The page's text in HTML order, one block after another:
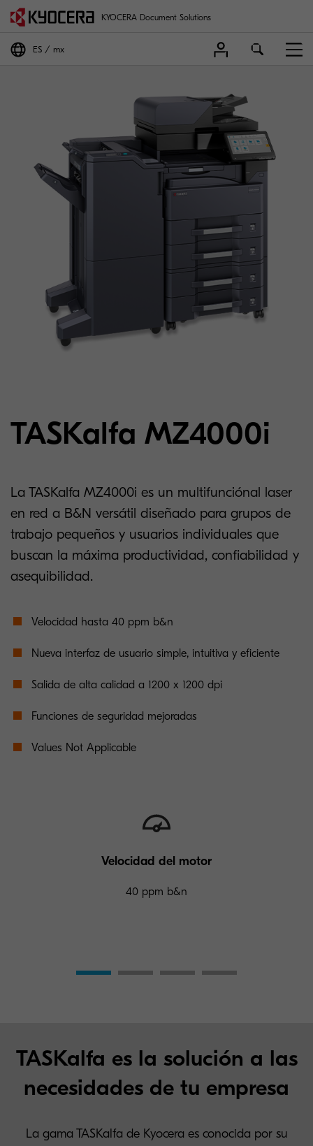
KYOCERA Document Solutions
ES mx
TASKalfa MZ4000i
La TASKalfa MZ4000i es un multifunciónal laser
en red a B&N versátil diseñado para grupos de
trabajo pequeños y usuarios individuales que
buscan la máxima productividad, confiabilidad y
asequibilidad.
Velocidad hasta 40 ppm b&n
Nueva interfaz de usuario simple, intuitiva y eficiente
Salida de alta calidad a 1200 x 1200 dpi
Funciones de seguridad mejoradas
Values Not Applicable
Velocidad del motor
40 ppm b&n
TASKalfa es la solución a las
necesidades de tu empresa
La gama TASKalfa de Kyocera es conocida por su